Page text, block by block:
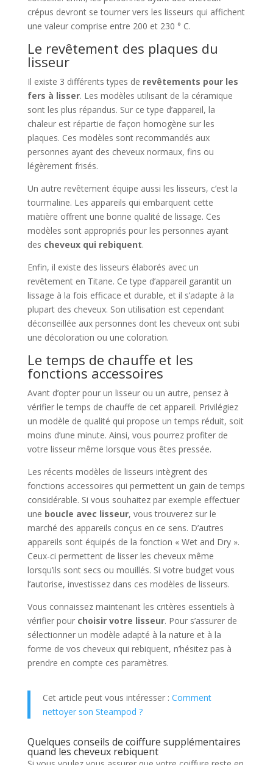
crépus devront se tourner vers les lisseurs qui affichent
une valeur comprise entre 200 et 230 ° C.
Le revêtement des plaques du
lisseur
Il existe 3 différents types de revêtements pour les
fers à lisser. Les modèles utilisant de la céramique
sont les plus répandus. Sur ce type d’appareil, la
chaleur est répartie de façon homogène sur les
plaques. Ces modèles sont recommandés aux
personnes ayant des cheveux normaux, fins ou
légèrement frisés.
Un autre revêtement équipe aussi les lisseurs, c’est la
tourmaline. Les appareils qui embarquent cette
matière offrent une bonne qualité de lissage. Ces
modèles sont appropriés pour les personnes ayant
des cheveux qui rebiquent.
Enfin, il existe des lisseurs élaborés avec un
revêtement en Titane. Ce type d’appareil garantit un
lissage à la fois efficace et durable, et il s’adapte à la
plupart des cheveux. Son utilisation est cependant
déconseillée aux personnes dont les cheveux ont subi
une décoloration ou une coloration.
Le temps de chauffe et les
fonctions accessoires
Avant d’opter pour un lisseur ou un autre, pensez à
vérifier le temps de chauffe de cet appareil. Privilégiez
un modèle de qualité qui propose un temps réduit, soit
moins d’une minute. Ainsi, vous pourrez profiter de
votre lisseur même lorsque vous êtes pressée.
Les récents modèles de lisseurs intègrent des
fonctions accessoires qui permettent un gain de temps
considérable. Si vous souhaitez par exemple effectuer
une boucle avec lisseur, vous trouverez sur le
marché des appareils conçus en ce sens. D’autres
appareils sont équipés de la fonction « Wet and Dry ».
Ceux-ci permettent de lisser les cheveux même
lorsqu’ils sont secs ou mouillés. Si votre budget vous
l’autorise, investissez dans ces modèles de lisseurs.
Vous connaissez maintenant les critères essentiels à
vérifier pour choisir votre lisseur. Pour s’assurer de
sélectionner un modèle adapté à la nature et à la
forme de vos cheveux qui rebiquent, n’hésitez pas à
prendre en compte ces paramètres.
Cet article peut vous intéresser : Comment
nettoyer son Steampod ?
Quelques conseils de coiffure supplémentaires
quand les cheveux rebiquent